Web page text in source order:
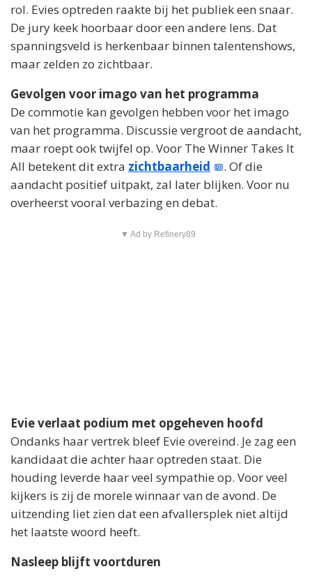
rol. Evies optreden raakte bij het publiek een snaar.
De jury keek hoorbaar door een andere lens. Dat
spanningsveld is herkenbaar binnen talentenshows,
maar zelden zo zichtbaar.
Gevolgen voor imago van het programma
De commotie kan gevolgen hebben voor het imago
van het programma. Discussie vergroot de aandacht,
maar roept ook twijfel op. Voor The Winner Takes It
All betekent dit extra zichtbaarheid
. Of die
aandacht positief uitpakt, zal later blijken. Voor nu
overheerst vooral verbazing en debat.
▼ Ad by Refinery89
Evie verlaat podium met opgeheven hoofd
Ondanks haar vertrek bleef Evie overeind. Je zag een
kandidaat die achter haar optreden staat. Die
houding leverde haar veel sympathie op. Voor veel
kijkers is zij de morele winnaar van de avond. De
uitzending liet zien dat een afvallersplek niet altijd
het laatste woord heeft.
Nasleep blijft voortduren